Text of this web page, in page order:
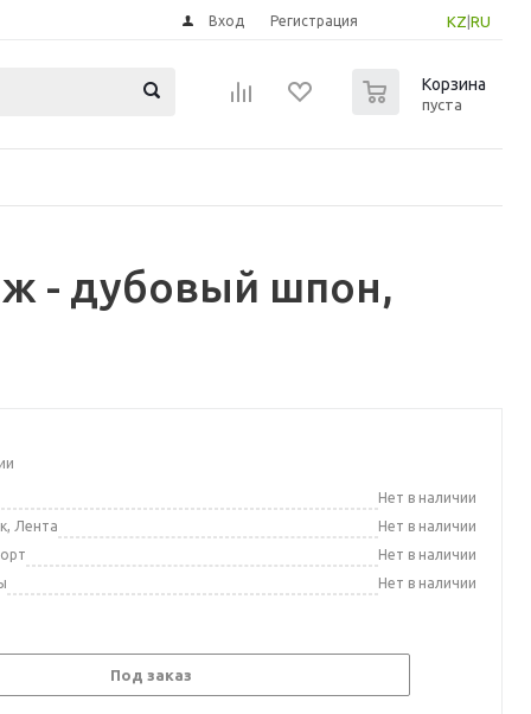
KZ RU
Вход Регистрация
Корзина
пуста
- дубовый шпон,
Нет в наличии
Лента
Нет в наличии
Нет в наличии
Нет в наличии
Под заказ